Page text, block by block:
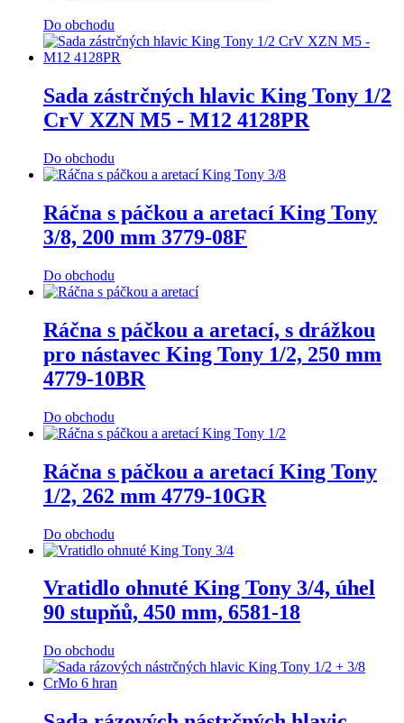
Do obchodu
Sada zástrčných hlavic King Tony 1/2
CrV XZN M5 - M12 4128PR
Do obchodu
Ráčna s páčkou a aretací King Tony
3/8, 200 mm 3779-08F
Do obchodu
Ráčna s páčkou a aretací, s drážkou
pro nástavec King Tony 1/2, 250 mm
4779-10BR
Do obchodu
Ráčna s páčkou a aretací King Tony
1/2, 262 mm 4779-10GR
Do obchodu
Vratidlo ohnuté King Tony 3/4, úhel
90 stupňů, 450 mm, 6581-18
Do obchodu